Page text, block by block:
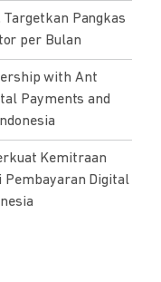
Targetkan Pangkas
per Bulan
with Ant
Payments and
Kemitraan
Digital